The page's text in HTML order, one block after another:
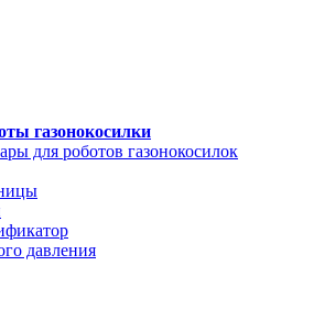
газонокосилки
для роботов газонокосилок
давления